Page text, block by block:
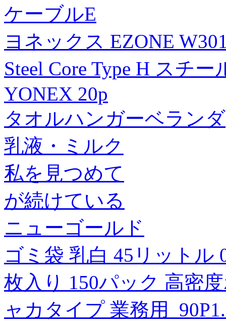
ケーブルE
ヨネックス EZONE
Steel Core Type H スチ
YONEX 20p
タオルハンガーベランダ
乳液・ミルク
私を見つめて
が続けている
ニューゴールド
ゴミ袋 乳白 45リットル
枚入り 150パック 高密
ャカタイプ 業務用